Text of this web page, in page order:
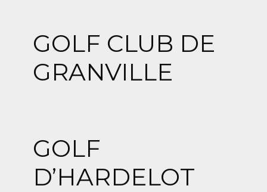
GOLF CLUB DE
GRANVILLE
GOLF
D’HARDELOT